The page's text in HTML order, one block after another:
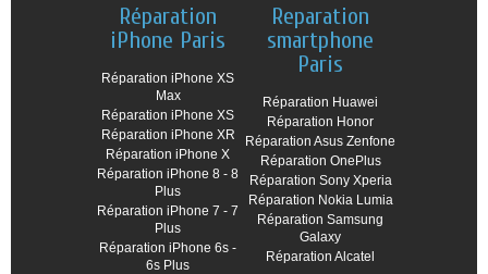
Réparation
iPhone Paris
Réparation iPhone XS
Max
Réparation iPhone XS
Réparation iPhone XR
Réparation iPhone X
Réparation iPhone 8 - 8
Plus
Réparation iPhone 7 - 7
Plus
Réparation iPhone 6s -
6s Plus
Reparation
smartphone
Paris
Réparation Huawei
Réparation Honor
Réparation Asus Zenfone
Réparation OnePlus
Réparation Sony Xperia
Réparation Nokia Lumia
Réparation Samsung
Galaxy
Réparation Alcatel